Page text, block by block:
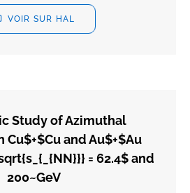
VOIR SUR HAL
Study of Azimuthal
and Au$+$Au
= 62.4$ and
200~GeV